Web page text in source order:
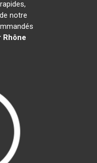
notre
Rhône